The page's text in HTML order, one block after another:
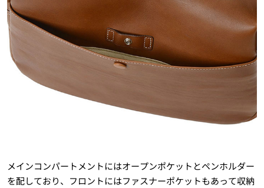
メインコンパートメントにはオープンポケットとペンホルダー
を配しており、フロントにはファスナーポケットもあって収納